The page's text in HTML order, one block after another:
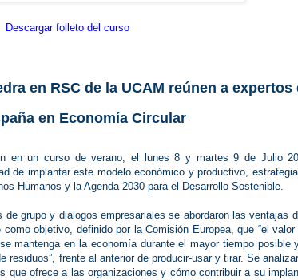
Descargar folleto del curso
en RSC de la UCAM reúnen a expertos
en Economía Circular
en un curso de verano, el lunes 8 y martes 9 de Julio
de implantar este modelo económico y productivo,
Humanos y la Agenda 2030 para el Desarrollo Sostenible.
grupo y diálogos empresariales se abordaron las ventajas
objetivo, definido por la Comisión Europea, que “el valor
mantenga en la economía durante el mayor tiempo posible
residuos”, frente al anterior de producir-usar y tirar. Se
que ofrece a las organizaciones y cómo contribuir a su